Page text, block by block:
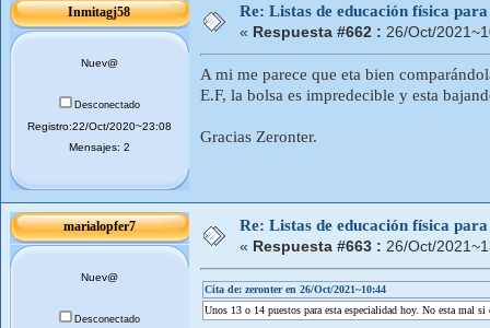
Inmitagj58
Nuev@
Desconectado
Registro:22/Oct/2020~23:08
Mensajes: 2
Re: Listas de educación física
« Respuesta #662 : 26/Oct/
A mi me parece que eta bien
E.F, la bolsa es impredecible y esta
Gracias Zeronter.
marialopfer7
Nuev@
Desconectado
Re: Listas de educación física
« Respuesta #663 : 26/Oct/
Cita de: zeronter en 26/Oct/2021~10:44
Unos 13 o 14 puestos para esta especialidad hoy. No esta mal